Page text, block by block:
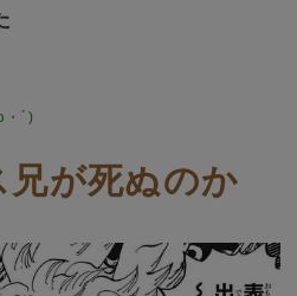
・´)
兄が死ぬのか